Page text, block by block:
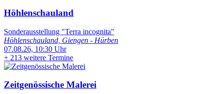
Höhlenschauland
Sonderausstellung "Terra incognita"
Höhlenschauland, Giengen - Hürben
07.08.26, 10:30 Uhr
+ 213 weitere Termine
Zeitgenössische Malerei